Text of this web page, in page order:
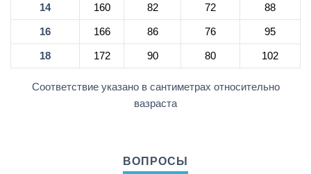
14 160 82 72 88
16 166 86 76 95
18 172 90 80 102
Соответствие указано в сантиметрах относительно
вазраста